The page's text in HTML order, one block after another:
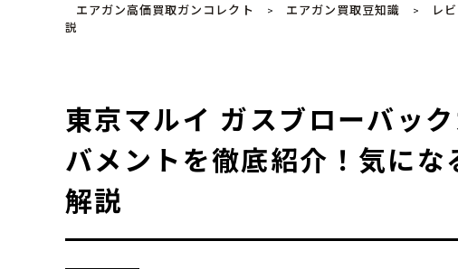
エアガン高価買取ガンコレクト > エアガン買取豆知識 > レ
説
東京マルイ ガスブローバッ
バメントを徹底紹介！気に
解説